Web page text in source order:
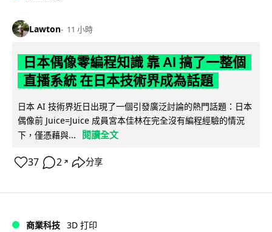
Lawton 11 小時
日本偶像零編程知識 靠 AI 搞了一整個
直播系統 在日本技術界成為話題
日本 AI 技術界近日出現了一個引發廣泛討論的熱門話題：日本
偶像前 Juice=Juice 成員宮本佳林在完全沒有編程經驗的情況
下，僅憑藉與...
閱讀全文
37 2 ↗ 分享
商業科技 3D 打印